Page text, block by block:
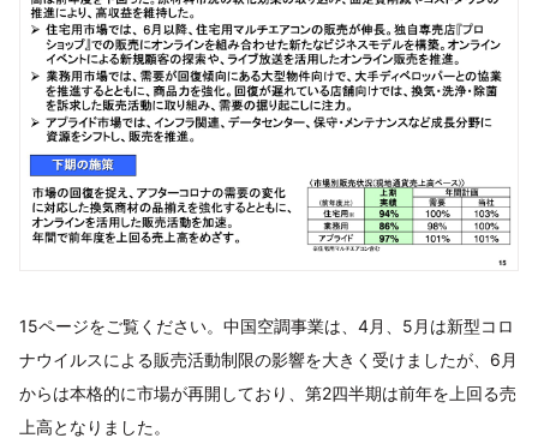
15ページをご覧ください。中国空調事業は、4月、5月は新型コロ
ナウイルスによる販売活動制限の影響を大きく受けましたが、6月
からは本格的に市場が再開しており、第2四半期は前年を上回る売
上高となりました。